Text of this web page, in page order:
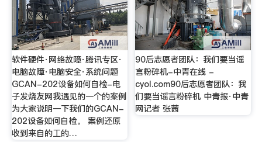
软件硬件·网络故障·腾讯专区·
电脑故障·电脑安全·系统问题
GCAN-202设备如何自检-电
子发烧友网我遇见的一个的案例
为大家说明一下我们的GCAN-
202设备如何自检。 案例还原
收到来自的工的…
90后志愿者团队：我们要当谣
言粉碎机-中青在线 -
cyol.com90后志愿者团队：我
们要当谣言粉碎机 中青报·中青
网记者 张茜